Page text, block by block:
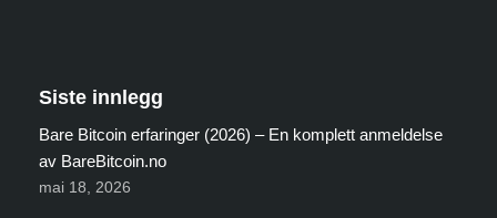
Siste innlegg
Bare Bitcoin erfaringer (2026) – En komplett anmeldelse
av BareBitcoin.no
mai 18, 2026